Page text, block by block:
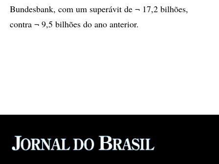
Bundesbank, com um superávit de ¬ 17,2 bilhões,
contra ¬ 9,5 bilhões do ano anterior.